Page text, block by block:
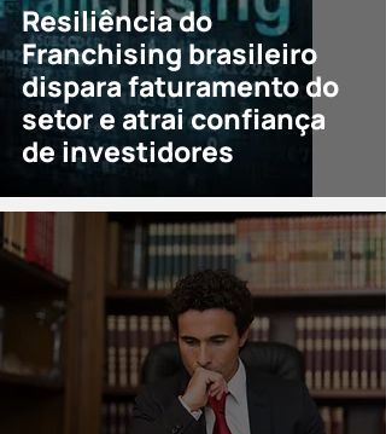
Resiliência do
Franchising brasileiro
dispara faturamento do
setor e atrai confiança
de investidores